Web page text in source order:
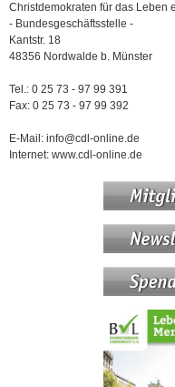
Christdemokraten für das Leben
- Bundesgeschäftsstelle -
Kantstr. 18
48356 Nordwalde b. Münster
Tel.: 0 25 73 - 97 99 391
Fax: 0 25 73 - 97 99 392
E-Mail: info@cdl-online.de
Internet: www.cdl-online.de